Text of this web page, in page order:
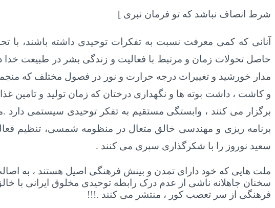
شرط انصاف نباشد که تو فرمان نبری ]
آنانی که کمی معرفت نسبت به تفکرات توحیدی داشته باشند،
حاصل تحولات زمان و مرتبط با فعالیت و زندگی بشر در طبیعت
مدار خورشید و تغییرات درجه حرارت و نور در فصول مختلف که
و کاشت ، داشت بوته ها و نگهداری درختان که زمان تولید و تامین
برگزار می کنند ، وابستگی مستقیم به تفکر توحیدی سیستمی دارد
برنامه ریزی و مهندسی خالق متعال در منظومه شمسی، تنظیم
سعید نوروز را با شکرگذاری سپری می کنند .
ملت هایی که خود دارای تمدن و بینش فرهنگی اصیل هستند ، به
سخنان جاهلانه ناشی از عدم درک رابطه توحیدی مخلوق ایرانی
فرهنگی از سر تعصب کور ، منتشر می کنند .!!!